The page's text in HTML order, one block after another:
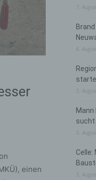
einen
7.
6.
5.
sucht
5.
5.